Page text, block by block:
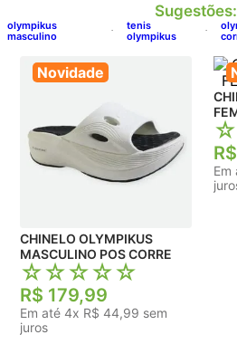
5º
Sugestões:
olympikus
masculino
tenis
olympikus
Novidade
CHINELO OLYMPIKUS
MASCULINO POS CORRE
☆☆☆☆☆
R$ 179,99
Em até 4x R$ 44,99 sem
juros
☆
R$
Em